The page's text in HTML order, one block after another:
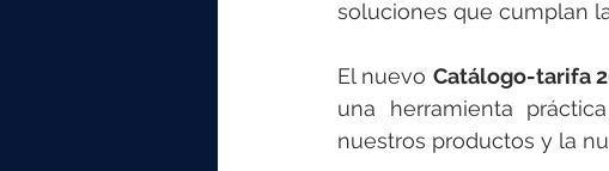
soluciones que cumplan
El nuevo Catálogo-tarifa
una herramienta
nuestros productos y la